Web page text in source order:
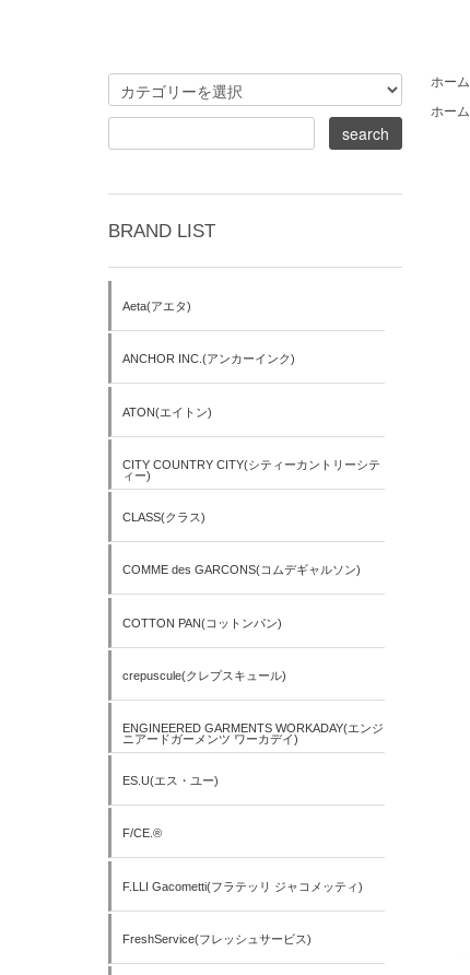
ホーム
ホーム
BRAND LIST
Aeta(アエタ)
ANCHOR INC.(アンカーインク)
ATON(エイトン)
CITY COUNTRY CITY(シティーカントリーシテ
ィー)
CLASS(クラス)
COMME des GARCONS(コムデギャルソン)
COTTON PAN(コットンパン)
crepuscule(クレプスキュール)
ENGINEERED GARMENTS WORKADAY(エンジ
ニアードガーメンツ ワーカデイ)
ES.U(エス・ユー)
F/CE.®
F.LLI Gacometti(フラテッリ ジャコメッティ)
FreshService(フレッシュサービス)